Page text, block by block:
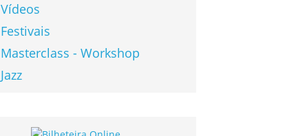
Vídeos
Festivais
Masterclass - Workshop
Jazz